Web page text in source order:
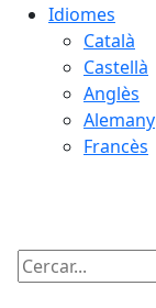
Idiomes
Català
Castellà
Anglès
Alemany
Francès
Cercar: